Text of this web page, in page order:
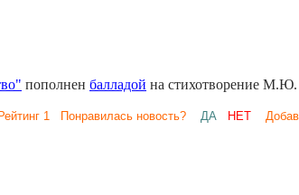
пополнен балладой на стихотворение М.Ю.
1 Понравилась новость? ДА НЕТ